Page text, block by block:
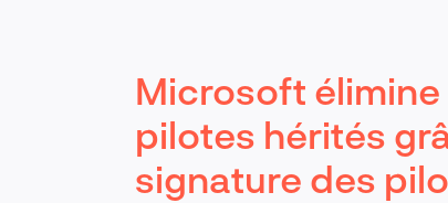
Microsoft
pilotes hérités
signature des